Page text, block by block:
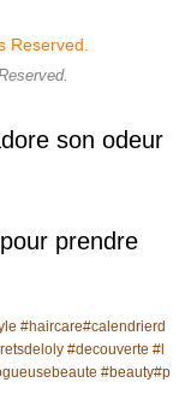
son odeur
prendre
#haircare#calendrierd
#decouverte #l
#beauty#p